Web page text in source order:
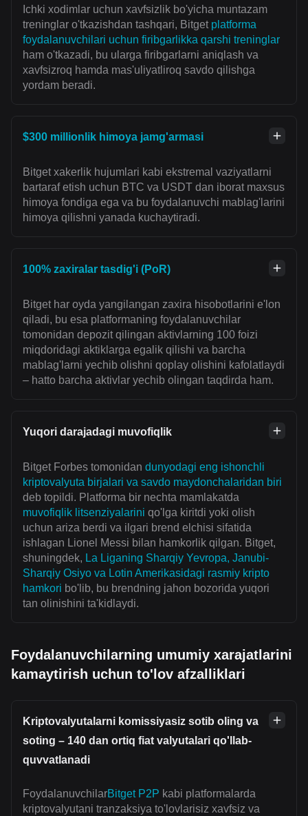
Ichki xodimlar uchun xavfsizlik bo'yicha muntazam
treninglar o'tkazishdan tashqari, Bitget platforma
foydalanuvchilari uchun firibgarlikka qarshi treninglar
ham o'tkazadi, bu ularga firibgarlarni aniqlash va
xavfsizroq hamda mas'uliyatliroq savdo qilishga
yordam beradi.
$300 millionlik himoya jamg'armasi
Bitget xakerlik hujumlari kabi ekstremal vaziyatlarni
bartaraf etish uchun BTC va USDT dan iborat maxsus
himoya fondiga ega va bu foydalanuvchi mablag'larini
himoya qilishni yanada kuchaytiradi.
100% zaxiralar tasdig'i (PoR)
Bitget har oyda yangilangan zaxira hisobotlarini e'lon
qiladi, bu esa platformaning foydalanuvchilar
tomonidan depozit qilingan aktivlarning 100 foizi
miqdoridagi aktiklarga egalik qilishi va barcha
mablag'larni yechib olishni qoplay olishini kafolatlaydi
– hatto barcha aktivlar yechib olingan taqdirda ham.
Yuqori darajadagi muvofiqlik
Bitget Forbes tomonidan dunyodagi eng ishonchli
kriptovalyuta birjalari va savdo maydonchalaridan biri
deb topildi. Platforma bir nechta mamlakatda
muvofiqlik litsenziyalarini qo'lga kiritdi yoki olish
uchun ariza berdi va ilgari brend elchisi sifatida
ishlagan Lionel Messi bilan hamkorlik qilgan. Bitget,
shuningdek, La Liganing Sharqiy Yevropa, Janubi-
Sharqiy Osiyo va Lotin Amerikasidagi rasmiy kripto
hamkori bo'lib, bu brendning jahon bozorida yuqori
tan olinishini ta'kidlaydi.
Foydalanuvchilarning umumiy xarajatlarini
kamaytirish uchun to'lov afzalliklari
Kriptovalyutalarni komissiyasiz sotib oling va
soting – 140 dan ortiq fiat valyutalari qo'llab-
quvvatlanadi
FoydalanuvchilarBitget P2P kabi platformalarda
kriptovalyutani tranzaksiya to'lovlarisiz xavfsiz va